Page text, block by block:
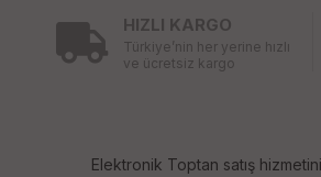
HIZLI KARGO
Türkiye’nin her yerine hızlı
ve ücretsiz kargo
Elektronik Toptan satış